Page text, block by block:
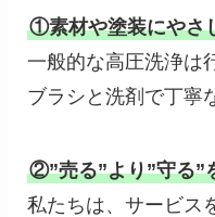
①素材や塗装にやさ
一般的な高圧洗浄は
ブラシと洗剤で丁寧
②”売る”より”守る”
私たちは、サービス